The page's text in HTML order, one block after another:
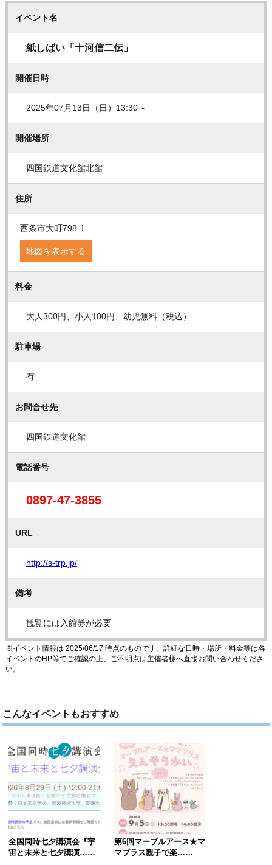
イベント名
紙しばい「十河信二伝」
開催日時
2025年07月13日（日）13:30～
開催場所
四国鉄道文化館北館
住所
西条市大町798-1
地図を表示する
料金
大人300円、小人100円、幼児無料（税込）
駐車場
有
お問合せ先
四国鉄道文化館
電話番号
0897-47-3855
URL
http://s-trp.jp/
備考
観覧には入館券が必要
※イベント情報は 2025/06/17 時点のものです。詳細な日時・場所・料金等は各
イベントのHP等でご確認の上、ご不明点は主催者様へ直接お問い合わせくださ
い。
こんなイベントもおすすめ
全国同時七夕講演会『宇
宙と未来と七夕講演……
第6回マーブルアース★マ
マブラス親子で楽……